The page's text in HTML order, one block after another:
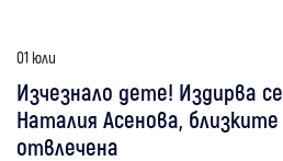
01 юли
Изчезнало дете! Издирва
Наталия Асенова,
отвлечена